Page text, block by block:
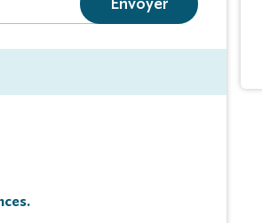
sur ce site.
part à sa peine.
Envoyer